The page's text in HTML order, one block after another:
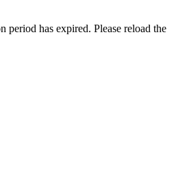
has expired. Please reload the